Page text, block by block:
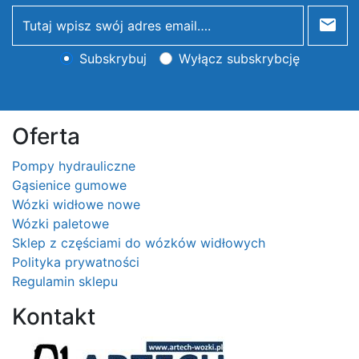
newsletter
Subskrybuj Wyłącz subskrybcję
Oferta
Pompy hydrauliczne
Gąsienice gumowe
Wózki widłowe nowe
Wózki paletowe
Sklep z częściami do wózków widłowych
Polityka prywatności
Regulamin sklepu
Kontakt